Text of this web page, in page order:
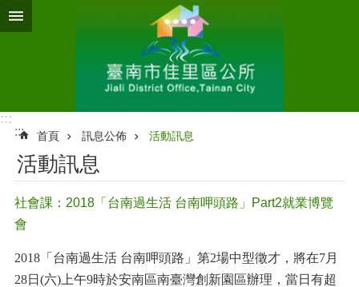
跳到主要內容區塊
:::
:::
首頁 訊息公佈 活動訊息
活動訊息
社會課：2018「台南過生活 台南呷頭路」Part2就業博覽
會
2018「台南過生活 台南呷頭路」第2場中型徵才，將在7月
28日(六)上午9時於安南區南臺灣創新園區辦理，當日有超